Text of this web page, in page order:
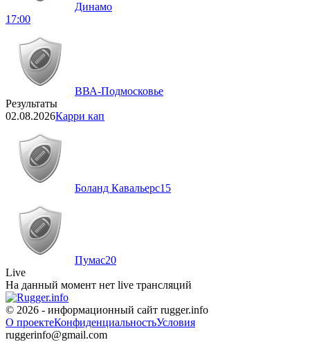
Динамо
17:00
ВВА-Подмосковье
Результаты
02.08.2026Карри кап
Боланд Кавальерс15
Пумас20
Live
На данный момент нет live трансляций
© 2026 - информационный сайт rugger.info
О проектеКонфиденциальностьУсловия
ruggerinfo@gmail.com